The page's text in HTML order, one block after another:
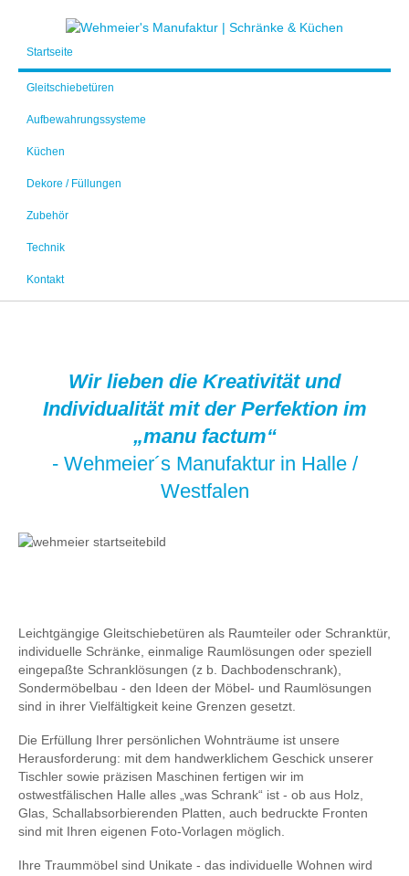
Startseite
Gleitschiebetüren
Aufbewahrungssysteme
Küchen
Dekore / Füllungen
Zubehör
Technik
Kontakt
Wir lieben die Kreativität und
Individualität mit der Perfektion im
„manu factum“
- Wehmeier´s Manufaktur in Halle /
Westfalen
Leichtgängige Gleitschiebetüren als Raumteiler oder Schranktür,
individuelle Schränke, einmalige Raumlösungen oder speziell
eingepaßte Schranklösungen (z b. Dachbodenschrank),
Sondermöbelbau - den Ideen der Möbel- und Raumlösungen
sind in ihrer Vielfältigkeit keine Grenzen gesetzt.
Die Erfüllung Ihrer persönlichen Wohnträume ist unsere
Herausforderung: mit dem handwerklichem Geschick unserer
Tischler sowie präzisen Maschinen fertigen wir im
ostwestfälischen Halle alles „was Schrank“ ist - ob aus Holz,
Glas, Schallabsorbierenden Platten, auch bedruckte Fronten
sind mit Ihren eigenen Foto-Vorlagen möglich.
Ihre Traummöbel sind Unikate - das individuelle Wohnen wird